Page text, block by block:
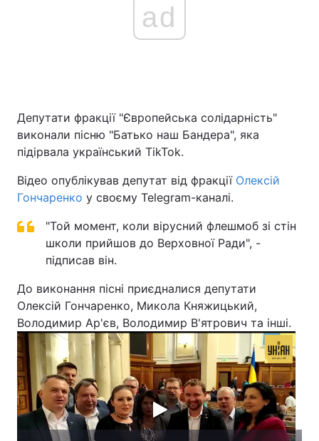
Головна Війна
Україна Політика
Спорт Наука
Зброя Інциденти
Здоров'я Туризм
Цікавинки Погода
Екологія Регіони
Лонгріди
ad
Депутати фракції "Європейська солідарність"
виконали пісню "Батько наш Бандера", яка
підірвала український TikTok.
Відео опублікував депутат від фракції Олексій
Гончаренко у своєму Telegram-каналі.
"Той момент, коли вірусний флешмоб зі стін
школи прийшов до Верховної Ради", -
підписав він.
До виконання пісні приєдналися депутати
Олексій Гончаренко, Микола Княжицький,
Володимир Ар'єв, Володимир В'ятрович та інші.